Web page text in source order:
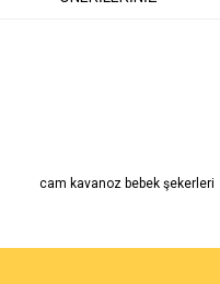
cam kavanoz bebek şekerleri